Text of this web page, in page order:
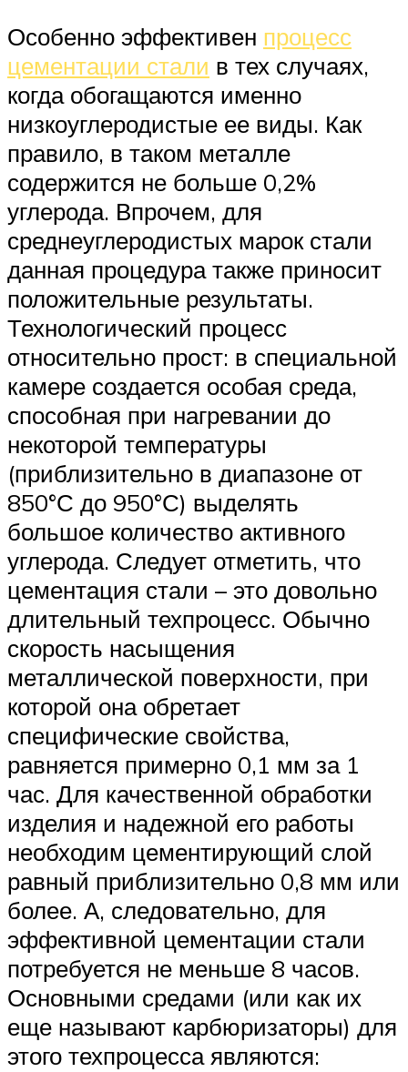
Особенно эффективен процесс
цементации стали в тех случаях,
когда обогащаются именно
низкоуглеродистые ее виды. Как
правило, в таком металле
содержится не больше 0,2%
углерода. Впрочем, для
среднеуглеродистых марок стали
данная процедура также приносит
положительные результаты.
Технологический процесс
относительно прост: в специальной
камере создается особая среда,
способная при нагревании до
некоторой температуры
(приблизительно в диапазоне от
850°С до 950°С) выделять
большое количество активного
углерода. Следует отметить, что
цементация стали – это довольно
длительный техпроцесс. Обычно
скорость насыщения
металлической поверхности, при
которой она обретает
специфические свойства,
равняется примерно 0,1 мм за 1
час. Для качественной обработки
изделия и надежной его работы
необходим цементирующий слой
равный приблизительно 0,8 мм или
более. А, следовательно, для
эффективной цементации стали
потребуется не меньше 8 часов.
Основными средами (или как их
еще называют карбюризаторы) для
этого техпроцесса являются: